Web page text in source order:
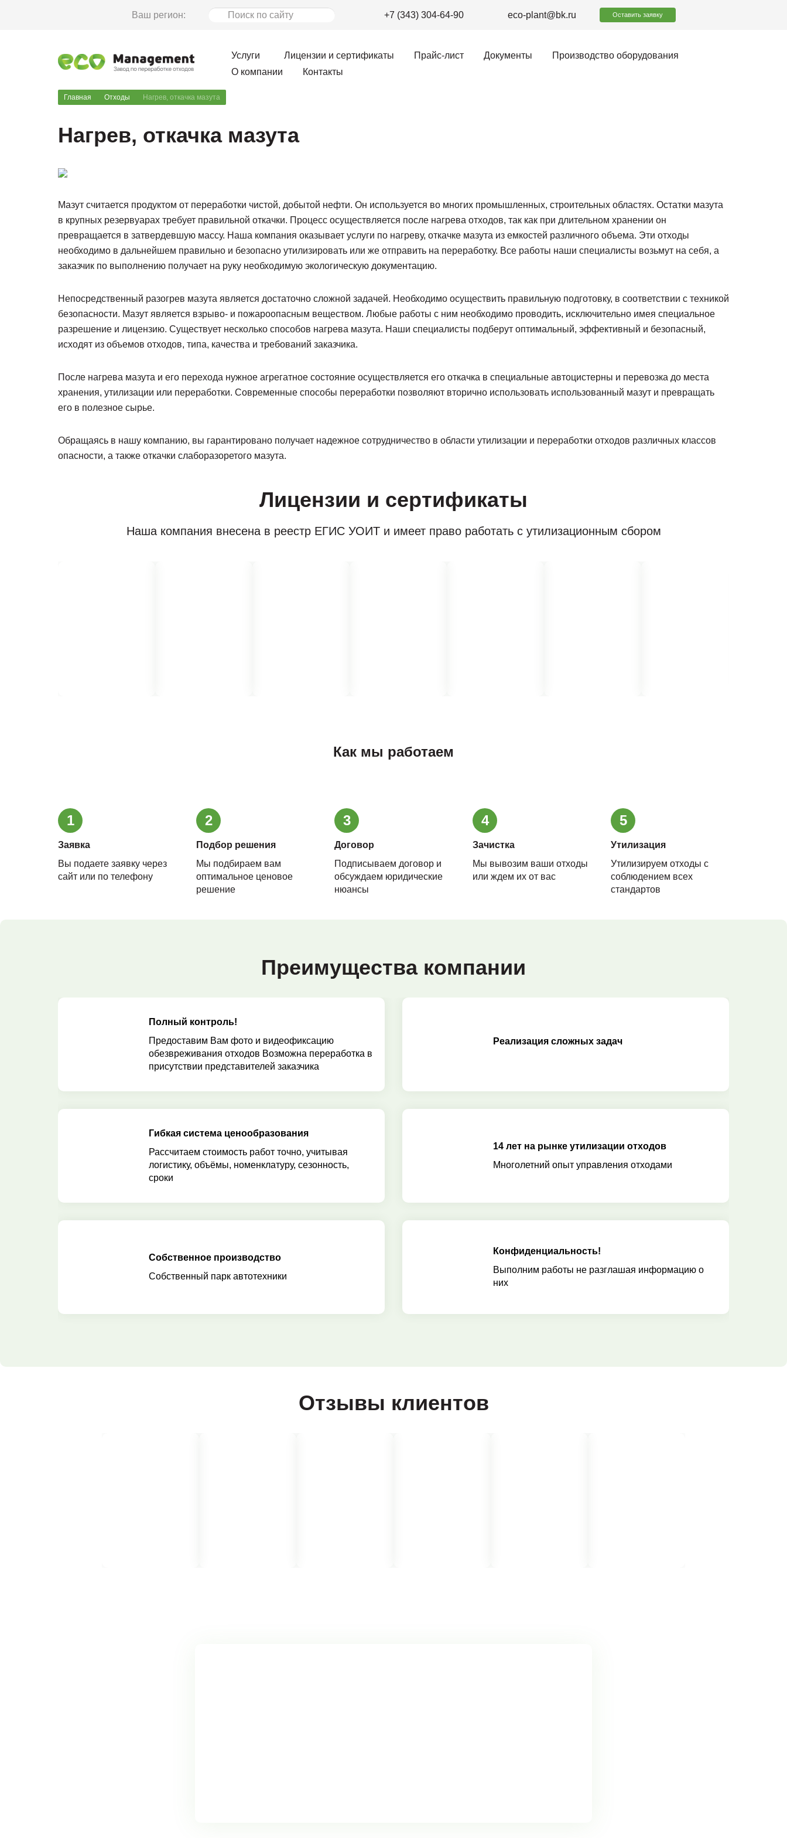
Ваш регион: +7 (343) 304-64-90 eco-plant@bk.ru Оставить заявку
Услуги Лицензии и сертификаты Прайс-лист Документы
Производство оборудования
О компании
Контакты
Главная Отходы Нагрев, откачка мазута
Нагрев, откачка мазута
Мазут считается продуктом от переработки чистой, добытой нефти. Он используется во многих промышленных, строительных областях. Остатки мазута
в крупных резервуарах требует правильной откачки. Процесс осуществляется после нагрева отходов, так как при длительном хранении он
превращается в затвердевшую массу. Наша компания оказывает услуги по нагреву, откачке мазута из емкостей различного объема. Эти отходы
необходимо в дальнейшем правильно и безопасно утилизировать или же отправить на переработку. Все работы наши специалисты возьмут на себя, а
заказчик по выполнению получает на руку необходимую экологическую документацию.
Непосредственный разогрев мазута является достаточно сложной задачей. Необходимо осуществить правильную подготовку, в соответствии с техникой
безопасности. Мазут является взрыво- и пожароопасным веществом. Любые работы с ним необходимо проводить, исключительно имея специальное
разрешение и лицензию. Существует несколько способов нагрева мазута. Наши специалисты подберут оптимальный, эффективный и безопасный,
исходят из объемов отходов, типа, качества и требований заказчика.
После нагрева мазута и его перехода нужное агрегатное состояние осуществляется его откачка в специальные автоцистерны и перевозка до места
хранения, утилизации или переработки. Современные способы переработки позволяют вторично использовать использованный мазут и превращать
его в полезное сырье.
Обращаясь в нашу компанию, вы гарантировано получает надежное сотрудничество в области утилизации и переработки отходов различных классов
опасности, а также откачки слаборазоретого мазута.
Лицензии и сертификаты
Наша компания внесена в реестр ЕГИС УОИТ и имеет право работать с утилизационным сбором
Как мы работаем
1
Заявка
Вы подаете заявку через
сайт или по телефону
2
Подбор решения
Мы подбираем вам
оптимальное ценовое
решение
3
Договор
Подписываем договор и
обсуждаем юридические
нюансы
4
Зачистка
Мы вывозим ваши отходы
или ждем их от вас
5
Утилизация
Утилизируем отходы с
соблюдением всех
стандартов
Преимущества компании
Полный контроль!
Предоставим Вам фото и видеофиксацию
обезвреживания отходов Возможна переработка в
присутствии представителей заказчика
Реализация сложных задач
Гибкая система ценообразования
Рассчитаем стоимость работ точно, учитывая
логистику, объёмы, номенклатуру, сезонность,
сроки
14 лет на рынке утилизации отходов
Многолетний опыт управления отходами
Собственное производство
Собственный парк автотехники
Конфиденциальность!
Выполним работы не разглашая информацию о
них
Отзывы клиентов